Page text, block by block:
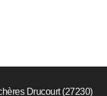
Drucourt (27230)